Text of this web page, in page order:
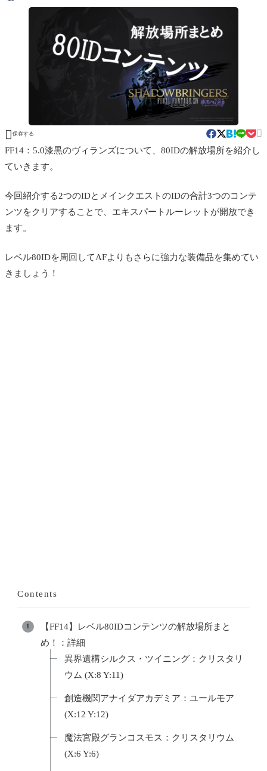
 保存する 
FF14：5.0漆黒のヴィランズについて、80IDの解放場所を紹介し
ていきます。
今回紹介する2つのIDとメインクエストのIDの合計3つのコンテ
ンツをクリアすることで、エキスパートルーレットが開放でき
ます。
レベル80IDを周回してAFよりもさらに強力な装備品を集めてい
きましょう！
Contents
【FF14】レベル80IDコンテンツの解放場所まと
め！：詳細
異界遺構シルクス・ツイニング：クリスタリ
ウム (X:8 Y:11)
創造機関アナイダアカデミア：ユールモア
(X:12 Y:12)
魔法宮殿グランコスモス：クリスタリウム
(X:6 Y:6)